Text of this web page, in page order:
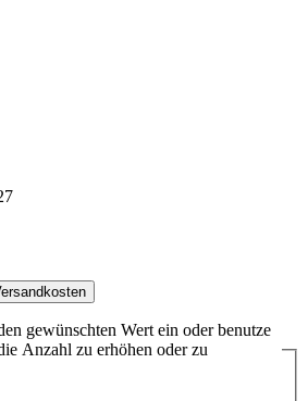
gewünschten Wert ein oder benutze
Anzahl zu erhöhen oder zu